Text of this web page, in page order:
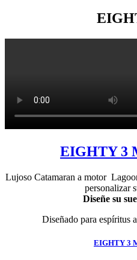
EIGHTY 3
Lujoso Catamaran a motor
personalizar
Diseñe su
Diseñado para espíritus
EIGHTY 3